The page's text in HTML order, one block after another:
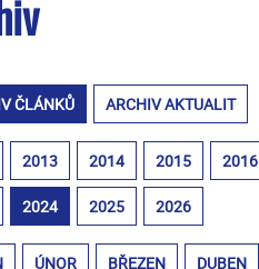
ČLÁNKŮ ARCHIV AKTUALIT
2013 2014 2015 2016
2024 2025 2026
ÚNOR BŘEZEN DUBEN